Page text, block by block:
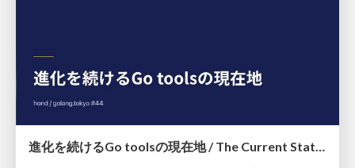
進化を続けるGo toolsの現在地 / The Current State of Ever-Evolving Go Tools